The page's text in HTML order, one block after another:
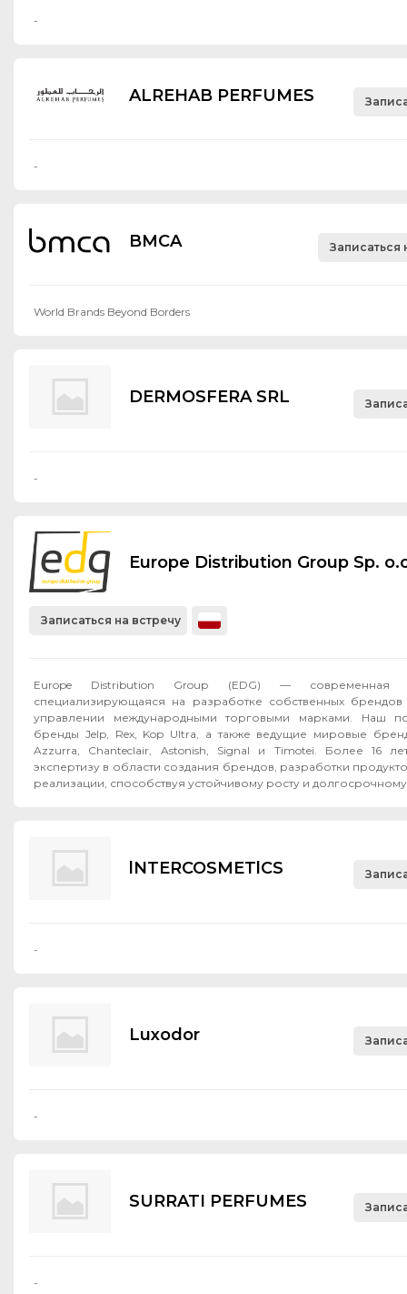
-
ALREHAB PERFUMES
-
BMCA Записаться
World Brands Beyond Borders
DERMOSFERA SRL
-
Europe Distribution Group Sp.
Записаться на встречу
Europe Distribution Group (EDG) — современная
специализирующаяся на разработке собственных брендов
управлении международными торговыми марками. Наш
бренды Jelp, Rex, Kop Ultra, а также ведущие мировые
Azzurra, Chanteclair, Astonish, Signal и Timotei. Более 16
экспертизу в области создания брендов, разработки
реализации, способствуя устойчивому росту и
lNTERCOSMETlCS
-
Luхоdоr
-
SURRATI PERFUMES
-